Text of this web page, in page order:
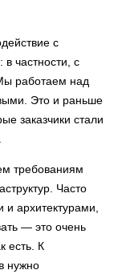
с
частности, с
работаем над
Это и раньше
заказчики стали
требованиям
Часто
архитектурами,
— это очень
есть. К
нужно